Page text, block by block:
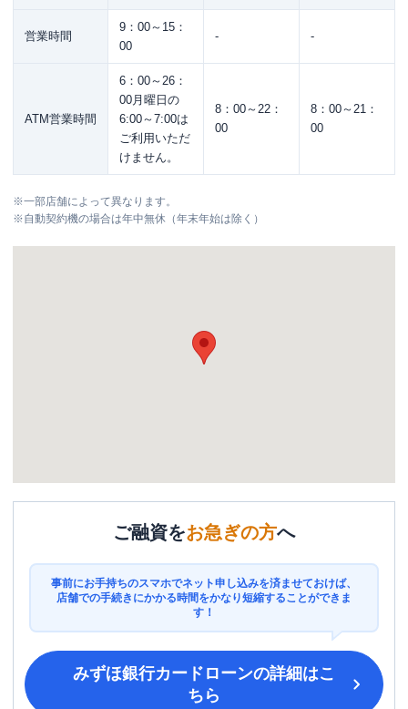
営業時間
9：00～15：
00
- -
ATM営業時間
6：00～26：
00月曜日の
6:00～7:00は
ご利用いただ
けません。
8：00～22：
00
8：00～21：
00
※一部店舗によって異なります。
※自動契約機の場合は年中無休（年末年始は除く）
ご融資をお急ぎの方へ
事前にお手持ちのスマホでネット申し込みを済ませておけば、
店舗での手続きにかかる時間をかなり短縮することができま
す！
みずほ銀行カードローンの詳細はこ
ちら